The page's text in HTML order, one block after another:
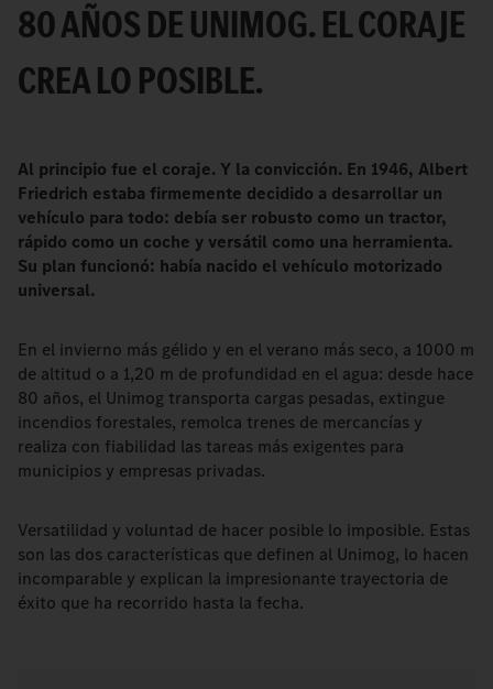
80 AÑOS DE UNIMOG. EL CORAJE
CREA LO POSIBLE.
Al principio fue el coraje. Y la convicción. En 1946, Albert
Friedrich estaba firmemente decidido a desarrollar un
vehículo para todo: debía ser robusto como un tractor,
rápido como un coche y versátil como una herramienta.
Su plan funcionó: había nacido el vehículo motorizado
universal.
En el invierno más gélido y en el verano más seco, a 1000 m
de altitud o a 1,20 m de profundidad en el agua: desde hace
80 años, el Unimog transporta cargas pesadas, extingue
incendios forestales, remolca trenes de mercancías y
realiza con fiabilidad las tareas más exigentes para
municipios y empresas privadas.
Versatilidad y voluntad de hacer posible lo imposible. Estas
son las dos características que definen al Unimog, lo hacen
incomparable y explican la impresionante trayectoria de
éxito que ha recorrido hasta la fecha.